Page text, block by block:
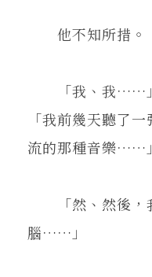
他不知所措。
「我、我……」
「我前幾天聽了
流的那種音樂……」
「然、然後，
腦……」